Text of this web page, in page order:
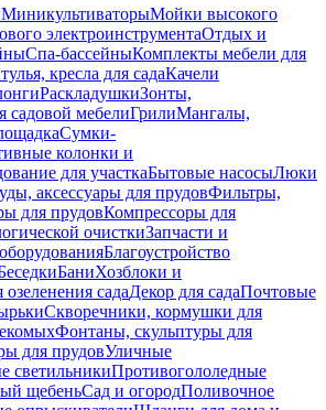
МиникультиваторыМойки высокого
электроинструментаОтдых и
Спа-бассейныКомплекты мебели для
кресла для садаКачели
РаскладушкиЗонты,
садовой мебелиГрилиМангалы,
Сумки-
колонки и
для участкаБытовые насосыЛюки
аксессуары для прудовФильтры,
для прудовКомпрессоры для
очисткиЗапчасти и
Благоустройство
БаниХозблоки и
садаДекор для садаПочтовые
Скворечники, кормушки для
Фонтаны, скульптуры для
для прудовУличные
светильникиПротивогололедные
щебеньСад и огородПоливочное